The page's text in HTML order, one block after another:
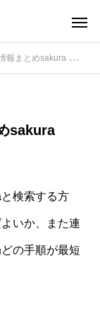
【失敗しない車売却】
sakura
検索する方
いか、また連
の手順が最短